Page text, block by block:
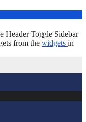
Header Toggle Sidebar
from the widgets in